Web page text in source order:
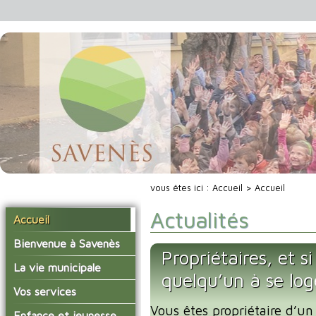
Accueil
Bienvenue à Savenès
Situer Savenès
Savenès en chiffre
L'histoire du village
La vie municipale
Vos élus
Les compte-rendus du
Vos services
La mairie
vous êtes ici : Accueil > Accueil
Actualités
Propriétaires, et
quelqu’un à se
Vous êtes propriétaire